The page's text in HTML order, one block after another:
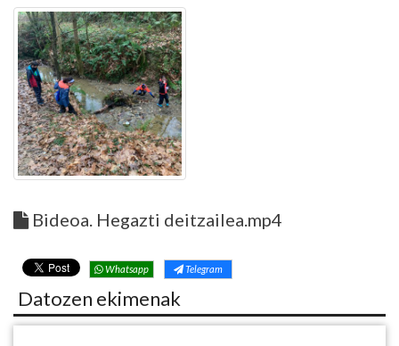
Bideoa. Hegazti deitzailea.mp4
Whatsapp Telegram
Datozen ekimenak